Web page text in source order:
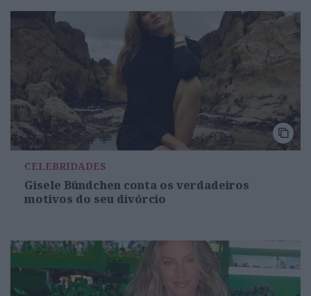
CELEBRIDADES
Gisele Bündchen conta os verdadeiros
motivos do seu divórcio